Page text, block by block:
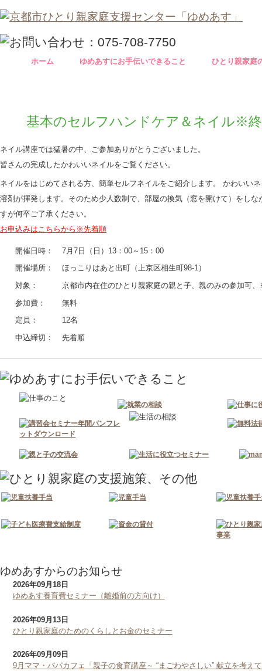
ホーム ゆめあすにお手伝いできること ひとり親家庭
基本のセルフハンドケア＆ネイル※
ネイル講座では猛暑の中、ご参加ありがとうございました。
皆さんの完成したかわいいネイルをご覧ください。
ネイルをはじめてされる方、簡単セルフネイルをご紹介します。 かわい
溶剤が揮発します。 そのため少人数制で、部屋の換気（窓を開けて）をし
すが何卒ご了承ください。
お申込みはこちらから※先着順
開催日時
7月7日（日）13：00～15：00
開催場所
ほっこりはあと出町（上京区相生町98-1）
対象
京都市内在住のひとり親家庭の親と子、親のみの参加可
参加費
無料
定員
12名
申込締切
先着順
ゆめあすからのお知らせ
2026年09月18日
ゆめあす養育費セミナー（離婚前の方向け）
2026年09月13日
ひとり親家庭のためのくらしとお金のセミナー
2026年09月09日
9月ママ・パパカフェ「親子の食育講座～ “まごわやさしい” 献立を考え